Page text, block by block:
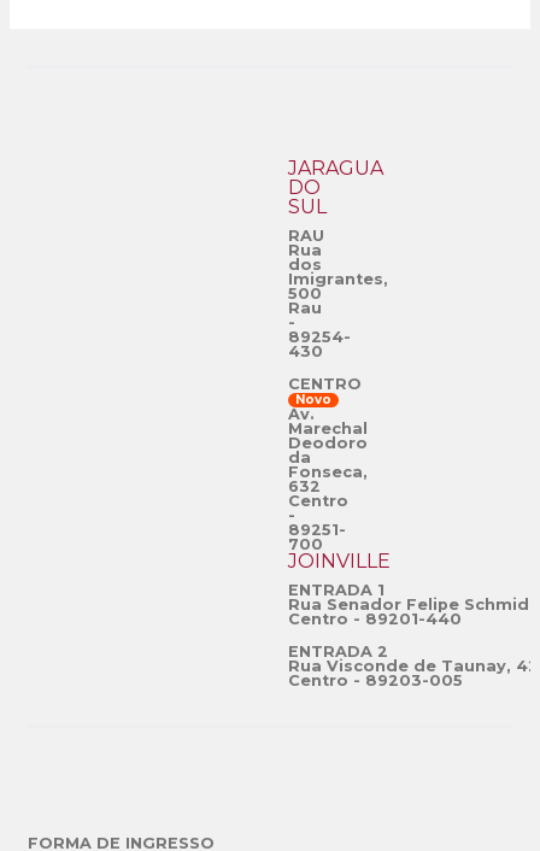
JARAGUÁ
DO
SUL
RAU
Rua
dos
Imigrantes,
500
Rau
-
89254-
430
CENTRO
Novo
Av.
Marechal
Deodoro
da
Fonseca,
632
Centro
-
89251-
700
JOINVILLE
ENTRADA 1
Rua Senador Felipe
Centro - 89201-440
ENTRADA 2
Rua Visconde de Taunay,
Centro - 89203-005
FORMA DE INGRESSO